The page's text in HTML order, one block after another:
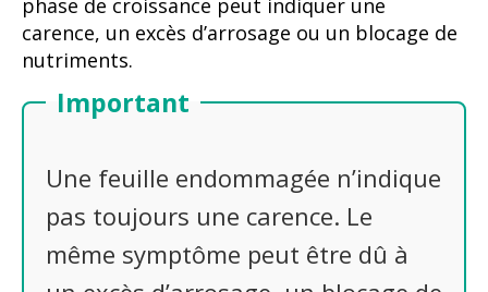
phase de croissance peut indiquer une
carence, un excès d’arrosage ou un blocage de
nutriments.
Important
Une feuille endommagée n’indique
pas toujours une carence. Le
même symptôme peut être dû à